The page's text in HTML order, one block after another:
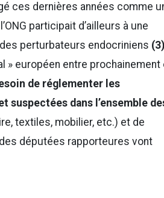
ces dernières années comme
participait d’ailleurs à une
perturbateurs endocriniens
» européen entre prochainement
de réglementer les
suspectées dans l’ensemble
textiles, mobilier, etc.) et de
députées rapporteures vont